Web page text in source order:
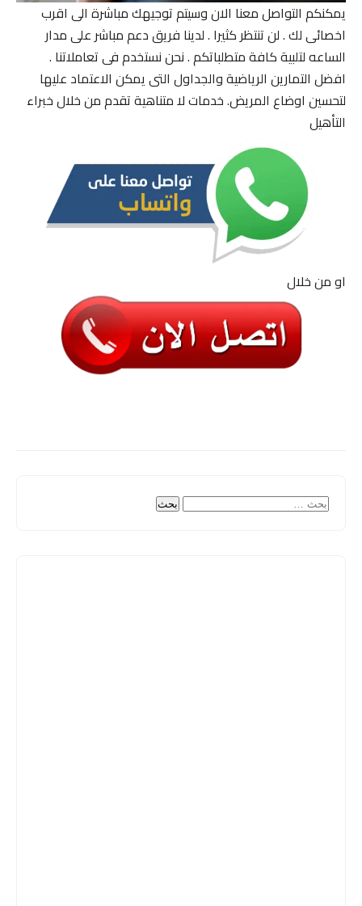
يمكنكم التواصل معنا الان وسيتم توجيهك مباشرة الى اقرب
اخصائى لك . لن تنتظر كثيرا . لدينا فريق دعم مباشر على مدار
الساعه لتلبية كافة متطلباتكم . نحن نستخدم فى تعاملاتنا .
افضل التمارين الرياضية والجداول التى يمكن الاعتماد عليها
لتحسين اوضاع المريض. خدمات لا متناهية تقدم من خلال خبراء
التأهيل
او من خلال
البحث